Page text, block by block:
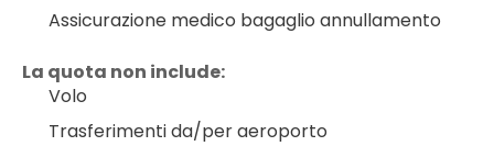
Assicurazione medico bagaglio annullamento
La quota non include:
Volo
Trasferimenti da/per aeroporto